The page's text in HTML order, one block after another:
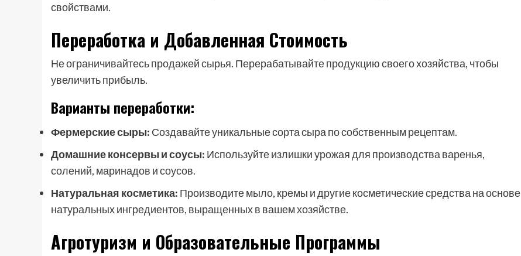
свойствами.
Переработка и Добавленная Стоимость
Не ограничивайтесь продажей сырья. Перерабатывайте продукцию своего хозяйства, чтобы
увеличить прибыль.
Варианты переработки:
Фермерские сыры: Создавайте уникальные сорта сыра по собственным рецептам.
Домашние консервы и соусы: Используйте излишки урожая для производства варенья,
солений, маринадов и соусов.
Натуральная косметика: Производите мыло, кремы и другие косметические средства на основе
натуральных ингредиентов, выращенных в вашем хозяйстве.
Агротуризм и Образовательные Программы